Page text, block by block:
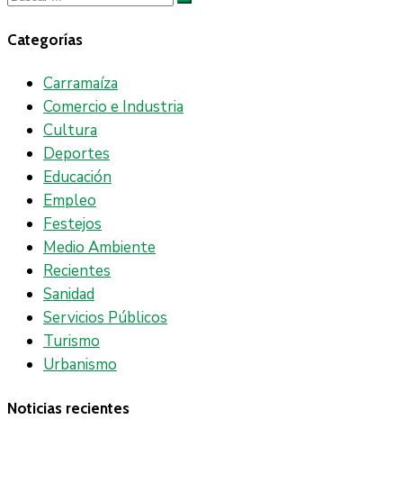
Categorías
Carramaíza
Comercio e Industria
Cultura
Deportes
Educación
Empleo
Festejos
Medio Ambiente
Recientes
Sanidad
Servicios Públicos
Turismo
Urbanismo
Noticias recientes